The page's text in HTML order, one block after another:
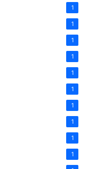
1
1
1
1
1
1
1
1
1
1